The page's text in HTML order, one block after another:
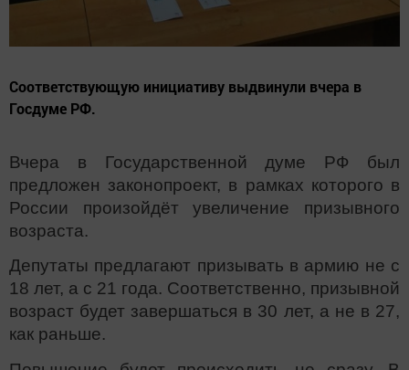
Соответствующую инициативу выдвинули вчера в
Госдуме РФ.
Вчера в Государственной думе РФ был
предложен законопроект, в рамках которого в
России произойдёт увеличение призывного
возраста.
Депутаты предлагают призывать в армию не с
18 лет, а с 21 года. Соответственно, призывной
возраст будет завершаться в 30 лет, а не в 27,
как раньше.